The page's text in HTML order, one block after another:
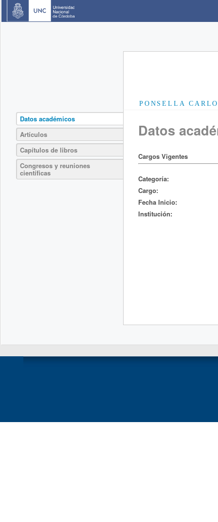
PONSELLA
Datos académicos
Artículos
Capítulos de libros
Congresos y reuniones
científicas
Datos
Cargos Vigentes
Categoría:
Cargo:
Fecha Inicio:
Institución: